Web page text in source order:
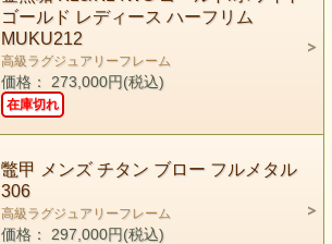
ゴールド レディース ハーフリム
MUKU212
高級ラグジュアリーフレーム
価格： 273,000円(税込)
在庫切れ
鼈甲 メンズ チタン ブロー フルメタル
306
高級ラグジュアリーフレーム
価格： 297,000円(税込)